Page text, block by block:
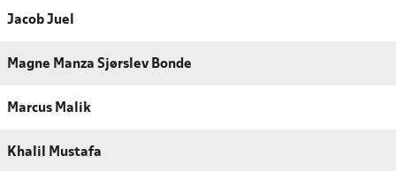
Jacob Juel
Magne Manza Sjørslev Bonde
Marcus Malik
Khalil Mustafa